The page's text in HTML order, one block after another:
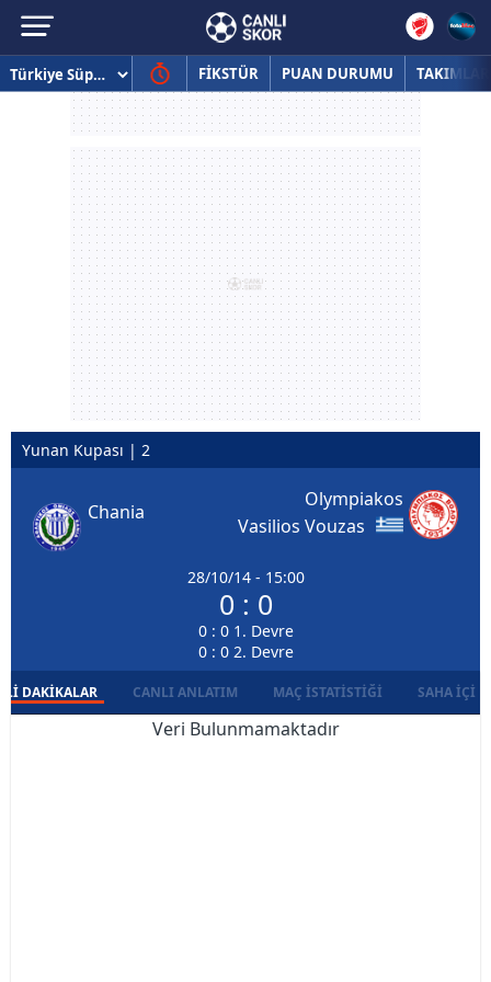
FİKSTÜR PUAN DURUMU TAKIMLAR
Yunan Kupası | 2
Chania
28/10/14 - 15:00
0 : 0
0 : 0 1. Devre
0 : 0 2. Devre
Olympiakos
Vasilios Vouzas
DAKIKALAR CANLI ANLATIM MAÇ İSTATISTIĞI SAHA İÇI
Veri Bulunmamaktadır